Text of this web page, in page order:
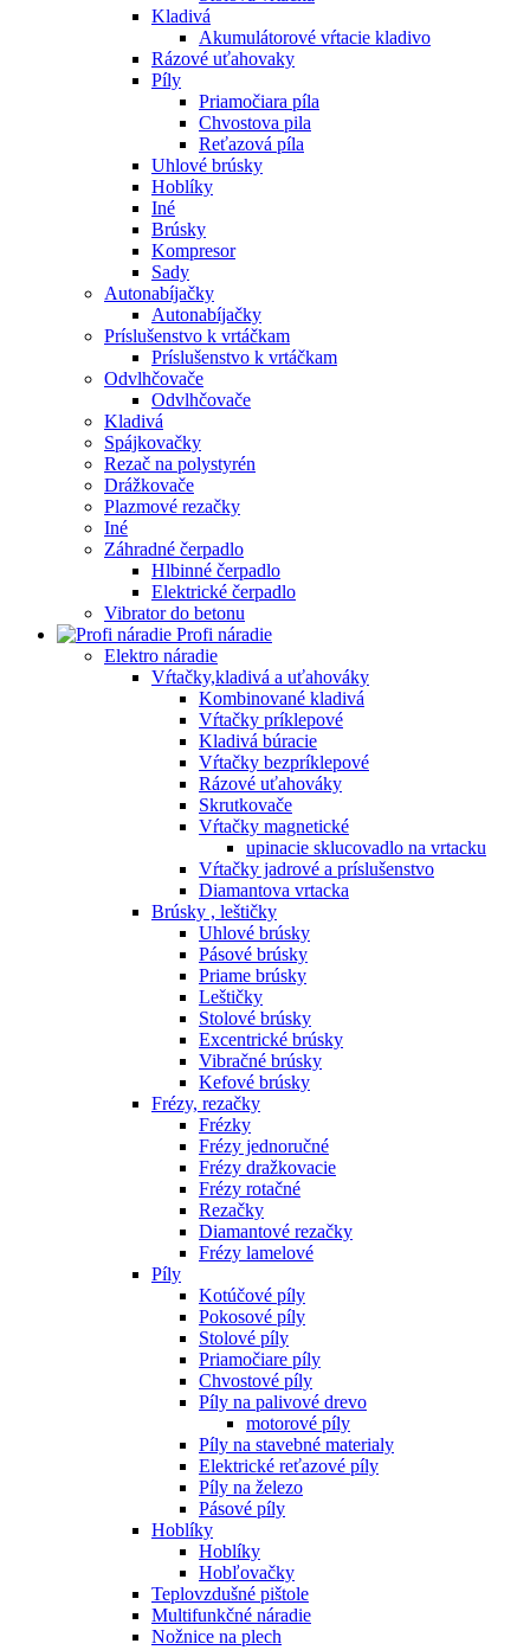
Kladivá
Akumulátorové vŕtacie kladivo
Rázové uťahovaky
Píly
Priamočiara píla
Chvostova pila
Reťazová píla
Uhlové brúsky
Hoblíky
Iné
Brúsky
Kompresor
Sady
Autonabíjačky
Autonabíjačky
Príslušenstvo k vrtáčkam
Príslušenstvo k vrtáčkam
Odvlhčovače
Odvlhčovače
Kladivá
Spájkovačky
Rezač na polystyrén
Drážkovače
Plazmové rezačky
Iné
Záhradné čerpadlo
Hlbinné čerpadlo
Elektrické čerpadlo
Vibrator do betonu
Profi náradie
Elektro náradie
Vŕtačky,kladivá a uťahováky
Kombinované kladivá
Vŕtačky príklepové
Kladivá búracie
Vŕtačky bezpríklepové
Rázové uťahováky
Skrutkovače
Vŕtačky magnetické
upinacie sklucovadlo na vrtacku
Vŕtačky jadrové a príslušenstvo
Diamantova vrtacka
Brúsky , leštičky
Uhlové brúsky
Pásové brúsky
Priame brúsky
Leštičky
Stolové brúsky
Excentrické brúsky
Vibračné brúsky
Kefové brúsky
Frézy, rezačky
Frézky
Frézy jednoručné
Frézy dražkovacie
Frézy rotačné
Rezačky
Diamantové rezačky
Frézy lamelové
Píly
Kotúčové píly
Pokosové píly
Stolové píly
Priamočiare píly
Chvostové píly
Píly na palivové drevo
motorové píly
Píly na stavebné materialy
Elektrické reťazové píly
Píly na železo
Pásové píly
Hoblíky
Hoblíky
Hobľovačky
Teplovzdušné pištole
Multifunkčné náradie
Nožnice na plech